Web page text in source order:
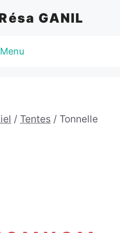
GANIL
Menu
/ Tentes / Tonnelle